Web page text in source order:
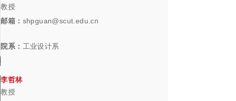
教授
邮箱： shpguan@scut.edu.cn
院系： 工业设计系
李哲林
教授